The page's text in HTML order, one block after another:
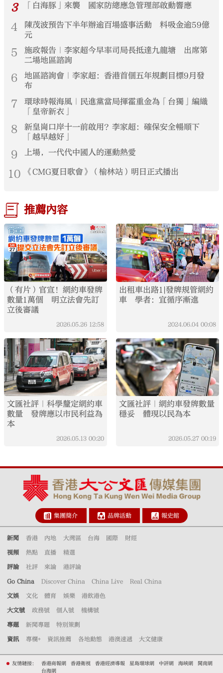
3 「白海豚」來襲 國家防總應急管理部啟動響應
4
陳茂波預告下半年辦逾百場盛事活動 料吸金逾59億
元
5
施政報告｜李家超今早率司局長抵達九龍塘 出席第
二場地區諮詢
6
地區諮詢會｜李家超：香港首個五年規劃目標9月發
布
7
環球時報海風｜民進黨當局揮霍重金為「台獨」編織
「皇帝新衣」
8
新皇崗口岸十一前啟用？李家超：確保安全暢順下
「越早越好」
9 上場，一代代中國人的運動熱愛
10 《CMG夏日歌會》（榆林站）明日正式播出
推薦內容
（有片）官宣！網約車發牌
數量1萬個 明立法會先訂
立後審議
2026.05.26 12:58
出租車出路1|發牌規管網約
車 學者：宜循序漸進
2024.06.04 00:08
文匯社評｜科學釐定網約車
數量 發牌應以市民利益為
本
2026.05.13 00:20
文匯社評｜網約車發牌數量
穩妥 體現以民為本
2026.05.27 00:19
集團簡介 品牌活動 報史館
新聞 香港 內地 大灣區 台海 國際 財經
視頻 熱點 直播 精選
評論 社評 來論 港評論
Go China Discover China China Live Real China
文娛 文化 體育 娛樂 港飲港色
大文號 政務號 個人號 機構號
專題 新聞專題 特別策劃
資訊 專欄+ 資訊推薦 各地動態 港澳速遞 大文健康
友情鏈接： 香港商報網 香港衛視 香港經濟導報 星島環球網 中評網 海峽網
閩南網
台海網